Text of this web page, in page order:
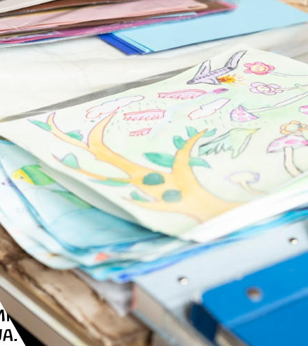
jolloin
Psykologian
tarjoavat